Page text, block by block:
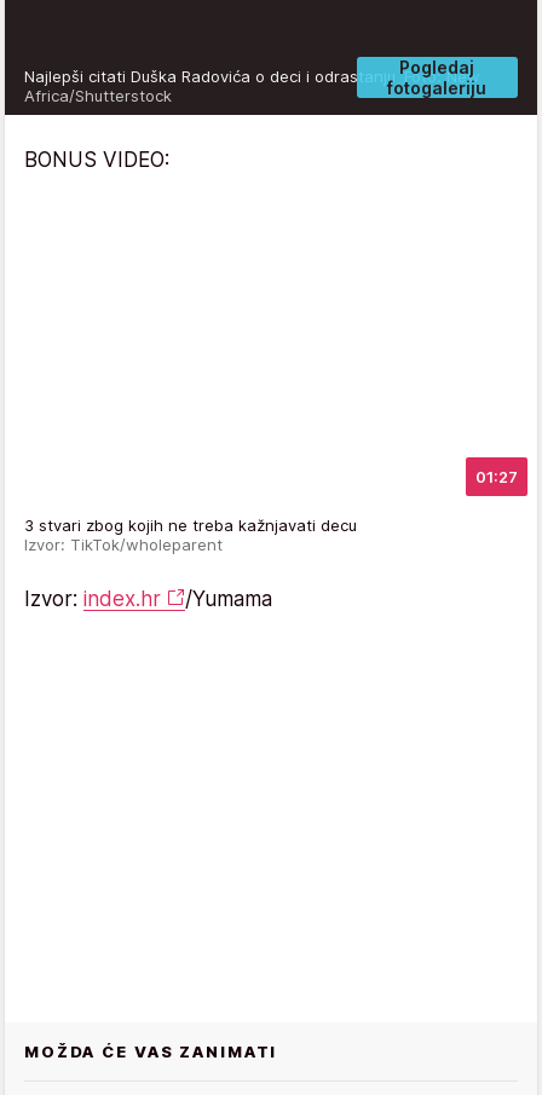
Pogledaj
fotogaleriju
Najlepši citati Duška Radovića o deci i odrastanjuFoto: New
Africa/Shutterstock
BONUS VIDEO:
01:27
3 stvari zbog kojih ne treba kažnjavati decu
Izvor: TikTok/wholeparent
Izvor: index.hr /Yumama
MOŽDA ĆE VAS ZANIMATI